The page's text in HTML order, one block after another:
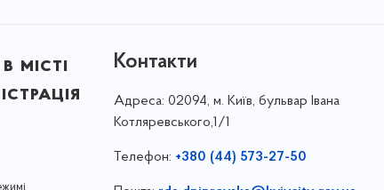
місті
Контакти
Адреса: 02094, м. Київ, бульвар Івана
Котляревського,1/1
Телефон: +380 (44) 573-27-50